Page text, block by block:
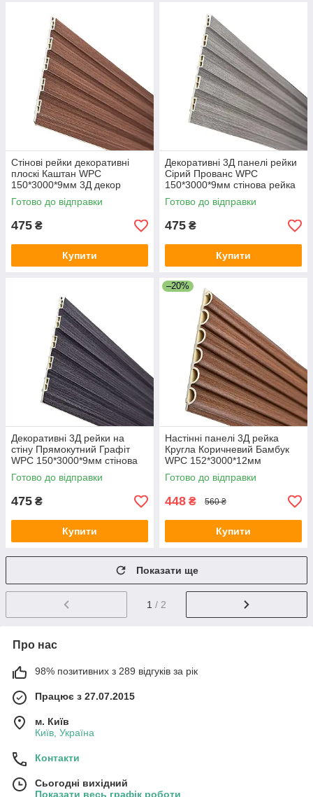
Стінові рейки декоративні
плоскі Каштан WPC
150*3000*9мм 3Д декор
панелі для стін вертикальні
композит
Готово до відправки
475 ₴
Купити
Декоративні 3Д панелі рейки
Сірий Прованс WPC
150*3000*9мм стінова рейка
вертикальна композит під
дерево
Готово до відправки
475 ₴
Купити
Декоративні 3Д рейки на
стіну Прямокутний Графіт
WPC 150*3000*9мм стінова
рейка вертикальна композит
Готово до відправки
475 ₴
Купити
–20%
Настінні панелі 3Д рейка
Кругла Коричневий Бамбук
WPC 152*3000*12мм
декоративна панель для стін
композит
Готово до відправки
448 ₴ 560 ₴
Купити
Показати ще
1 / 2
Про нас
98% позитивних з 289 відгуків за рік
Працює з 27.07.2015
м. Київ
Київ, Україна
Контакти
Сьогодні вихідний
Показати весь графік роботи